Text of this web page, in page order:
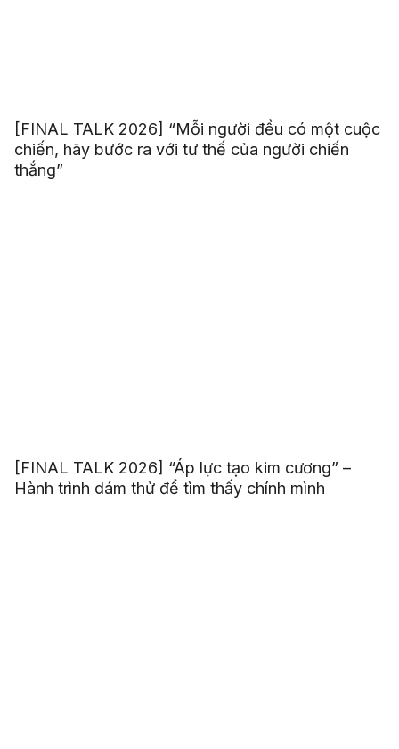
[FINAL TALK 2026] “Mỗi người đều có một cuộc
chiến, hãy bước ra với tư thế của người chiến
thắng”
[FINAL TALK 2026] “Áp lực tạo kim cương” –
Hành trình dám thử để tìm thấy chính mình